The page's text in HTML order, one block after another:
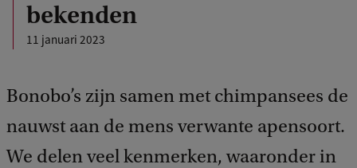
bekenden
11 januari 2023
Bonobo’s zijn samen met chimpansees de
nauwst aan de mens verwante apensoort.
We delen veel kenmerken, waaronder in